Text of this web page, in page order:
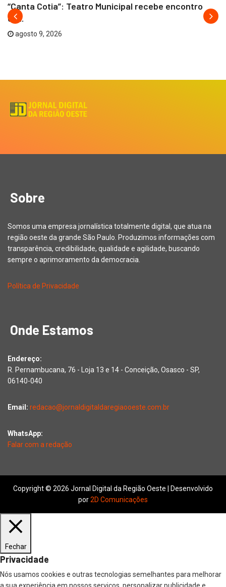
“Canta Cotia”: Teatro Municipal recebe encontro
de...
agosto 9, 2026
Sobre
Somos uma empresa jornalística totalmente digital, que atua na
região oeste da grande São Paulo. Produzimos informações com
transparência, credibilidade, qualidade e agilidade, buscando
sempre o aprimoramento da democracia.
Política de Privacidade
Onde Estamos
Endereço:
R. Pernambucana, 76 - Loja 13 e 14 - Conceição, Osasco - SP,
06140-040
Email: redacao@jornaldigitaldaregiaooeste.com.br
WhatsApp:
Falar com a redação
Copyright © 2026 Jornal Digital da Região Oeste | Desenvolvido
por2D Comunicações
Fechar
Privacidade
Nós usamos cookies e outras tecnologias semelhantes para melhorar